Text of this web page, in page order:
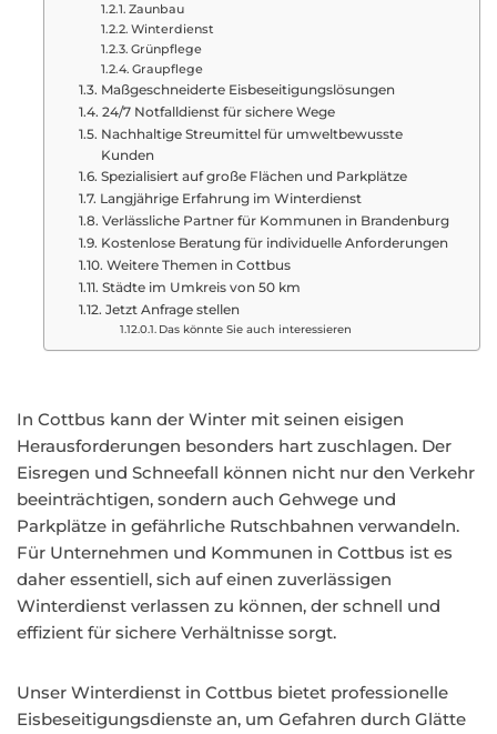
Zaunbau
Winterdienst
Grünpflege
Graupflege
Maßgeschneiderte Eisbeseitigungslösungen
24/7 Notfalldienst für sichere Wege
Nachhaltige Streumittel für umweltbewusste
Kunden
Spezialisiert auf große Flächen und Parkplätze
Langjährige Erfahrung im Winterdienst
Verlässliche Partner für Kommunen in Brandenburg
Kostenlose Beratung für individuelle Anforderungen
Weitere Themen in Cottbus
Städte im Umkreis von 50 km
Jetzt Anfrage stellen
Das könnte Sie auch interessieren
In Cottbus kann der Winter mit seinen eisigen
Herausforderungen besonders hart zuschlagen. Der
Eisregen und Schneefall können nicht nur den Verkehr
beeinträchtigen, sondern auch Gehwege und
Parkplätze in gefährliche Rutschbahnen verwandeln.
Für Unternehmen und Kommunen in Cottbus ist es
daher essentiell, sich auf einen zuverlässigen
Winterdienst verlassen zu können, der schnell und
effizient für sichere Verhältnisse sorgt.
Unser Winterdienst in Cottbus bietet professionelle
Eisbeseitigungsdienste an, um Gefahren durch Glätte